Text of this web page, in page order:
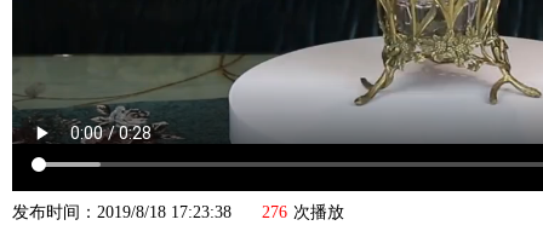
发布时间：2019/8/18 17:23:38 276 次播放